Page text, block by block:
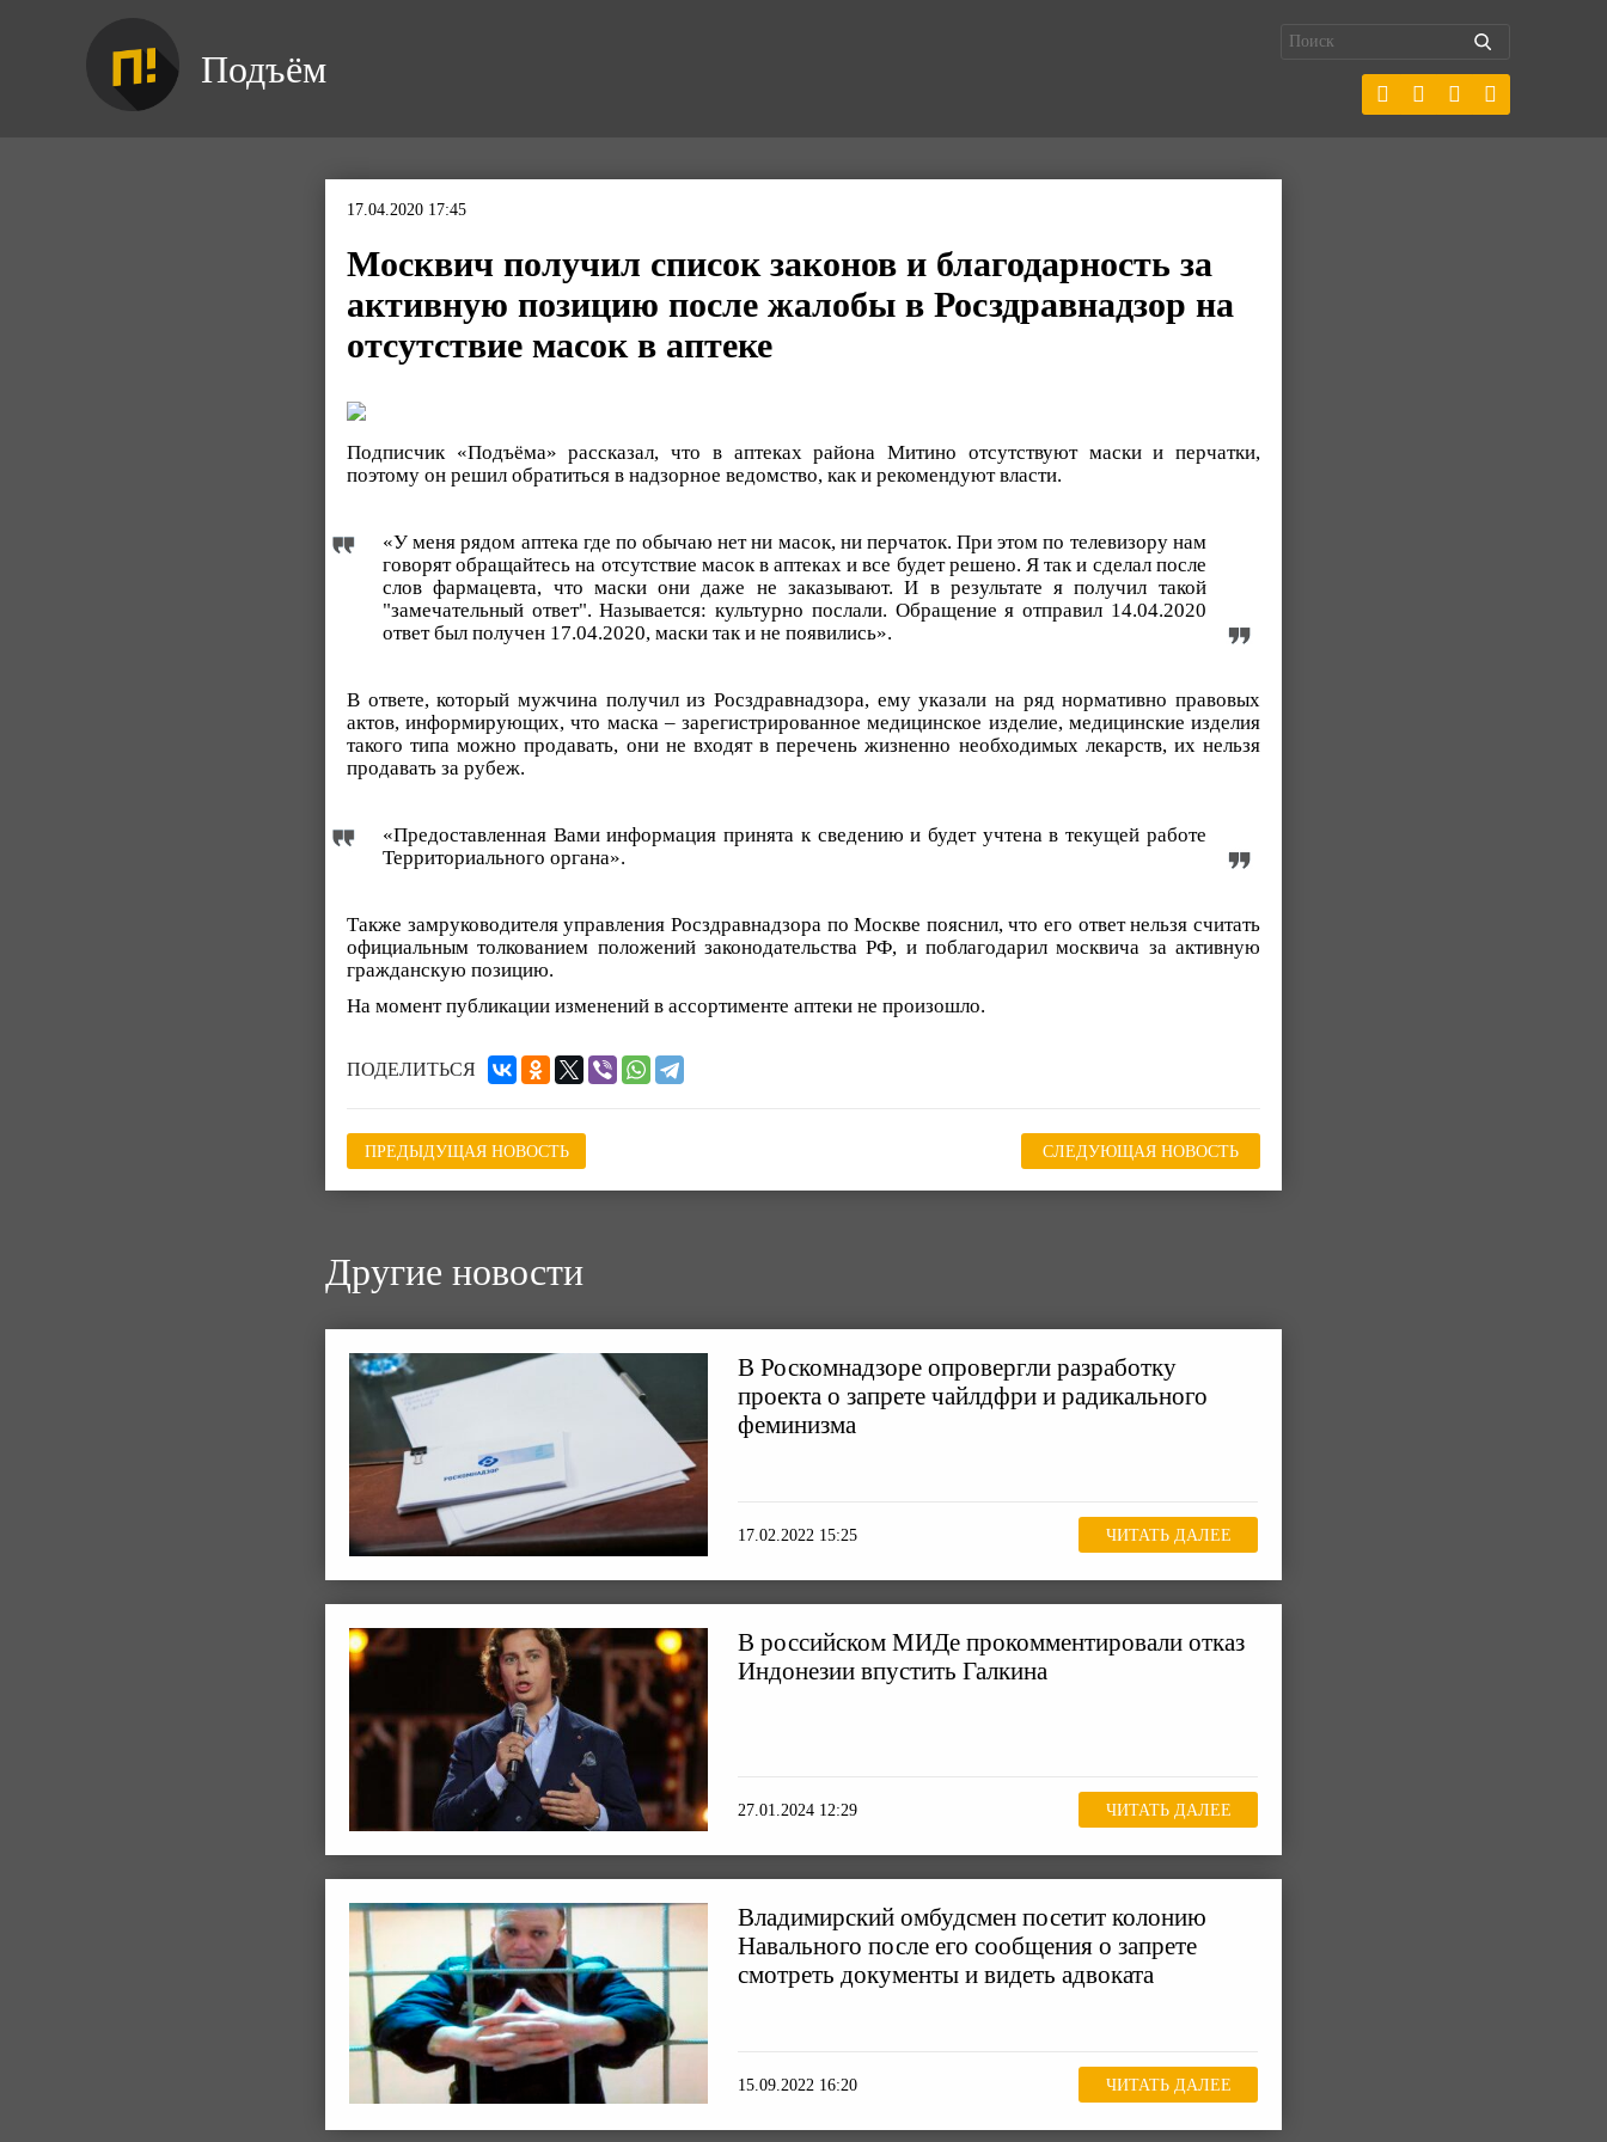
Подъём
17.04.2020 17:45
Москвич получил список законов и благодарность за
активную позицию после жалобы в Росздравнадзор на
отсутствие масок в аптеке
Подписчик «Подъёма» рассказал, что в аптеках района Митино отсутствуют маски и перчатки,
поэтому он решил обратиться в надзорное ведомство, как и рекомендуют власти.
«У меня рядом аптека где по обычаю нет ни масок, ни перчаток. При этом по телевизору нам
говорят обращайтесь на отсутствие масок в аптеках и все будет решено. Я так и сделал после
слов фармацевта, что маски они даже не заказывают. И в результате я получил такой
"замечательный ответ". Называется: культурно послали. Обращение я отправил 14.04.2020
ответ был получен 17.04.2020, маски так и не появились».
В ответе, который мужчина получил из Росздравнадзора, ему указали на ряд нормативно правовых
актов, информирующих, что маска – зарегистрированное медицинское изделие, медицинские изделия
такого типа можно продавать, они не входят в перечень жизненно необходимых лекарств, их нельзя
продавать за рубеж.
«Предоставленная Вами информация принята к сведению и будет учтена в текущей работе
Территориального органа».
Также замруководителя управления Росздравнадзора по Москве пояснил, что его ответ нельзя считать
официальным толкованием положений законодательства РФ, и поблагодарил москвича за активную
гражданскую позицию.
На момент публикации изменений в ассортименте аптеки не произошло.
ПОДЕЛИТЬСЯ
ПРЕДЫДУЩАЯ НОВОСТЬ СЛЕДУЮЩАЯ НОВОСТЬ
Другие новости
В Роскомнадзоре опровергли разработку
проекта о запрете чайлдфри и радикального
феминизма
17.02.2022 15:25 ЧИТАТЬ ДАЛЕЕ
В российском МИДе прокомментировали отказ
Индонезии впустить Галкина
27.01.2024 12:29 ЧИТАТЬ ДАЛЕЕ
Владимирский омбудсмен посетит колонию
Навального после его сообщения о запрете
смотреть документы и видеть адвоката
15.09.2022 16:20 ЧИТАТЬ ДАЛЕЕ